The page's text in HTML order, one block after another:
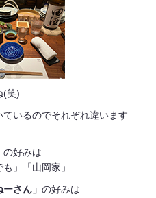
(笑)
いるのでそれぞれ違います
の好みは
」「山岡家」
ーさん」 の好みは